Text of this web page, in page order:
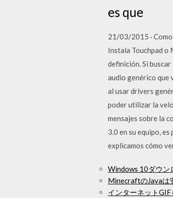
es que
21/03/2015 ·
Instala Touchpad o
definición. Si
audio genérico que
al usar drivers
poder utilizar la
mensajes sobre la
3.0 en su equipo,
explicamos cómo
Windows 10ダウン
MinecraftのJavaは
インターネット